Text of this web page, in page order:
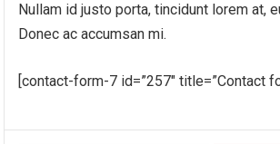
Nullam id justo porta, tincidunt lorem at,
Donec ac accumsan mi.
[contact-form-7 id=”257″ title=”Contact